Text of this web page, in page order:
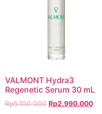
VALMONT Hydra3
Regenetic Serum 30 mL
Rp5.100.000 Rp2.990.000